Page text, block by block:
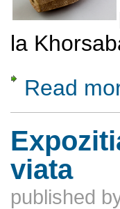
la
Read
viata
published